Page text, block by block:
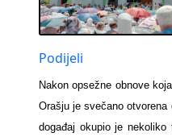
Podijeli
Nakon opsežne obnove
Orašju je svečano
događaj okupio je